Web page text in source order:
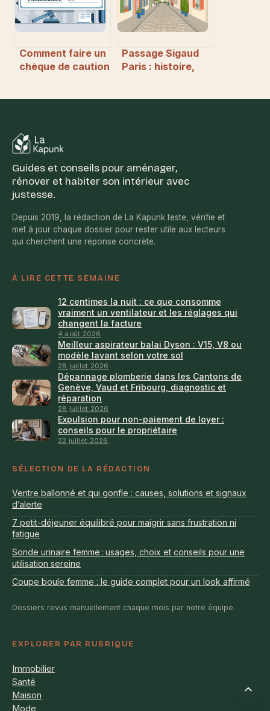
Comment faire un
chèque de caution
Passage Sigaud
Paris : histoire,
Guides et conseils pour aménager,
rénover et habiter son intérieur avec
justesse.
Depuis 2019, la rédaction de La Kapunk teste, vérifie et
met à jour chaque dossier pour rester utile aux lecteurs
qui cherchent une réponse concrète.
À LIRE CETTE SEMAINE
12 centimes la nuit : ce que consomme
vraiment un ventilateur et les réglages qui
changent la facture
4 août 2026
Meilleur aspirateur balai Dyson : V15, V8 ou
modèle lavant selon votre sol
28 juillet 2026
Dépannage plomberie dans les Cantons de
Genève, Vaud et Fribourg, diagnostic et
réparation
28 juillet 2026
Expulsion pour non-paiement de loyer :
conseils pour le propriétaire
22 juillet 2026
SÉLECTION DE LA RÉDACTION
Ventre ballonné et qui gonfle : causes, solutions et signaux
d’alerte
7 petit-déjeuner équilibré pour maigrir sans frustration ni
fatigue
Sonde urinaire femme : usages, choix et conseils pour une
utilisation sereine
Coupe boule femme : le guide complet pour un look affirmé
Dossiers revus manuellement chaque mois par notre équipe.
EXPLORER PAR RUBRIQUE
Immobilier
Santé
Maison
Mode
Retour